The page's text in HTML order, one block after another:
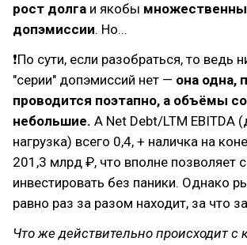
рост долга и якобы
допэмиссии. Но...
❗По сути, если разобраться, то ведь
"серии" допэмиссий нет — она одна,
проводится поэтапно, а объёмы
небольшие. А Net Debt/LTM EBITDA
нагрузка) всего 0,4, + наличка на
201,3 млрд ₽, что вполне позволяет
инвестировать без паники. Однако
равно раз за разом находит, за что
Что же действительно происходит с